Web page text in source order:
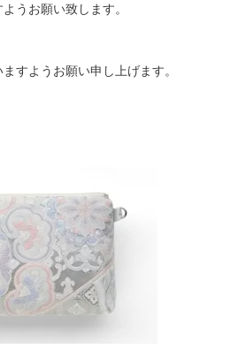
うお願い致します。
すようお願い申し上げます。